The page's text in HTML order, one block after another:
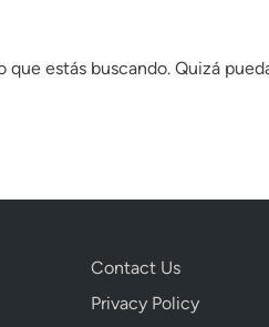
estás buscando. Quizá
Contact Us
Privacy Policy